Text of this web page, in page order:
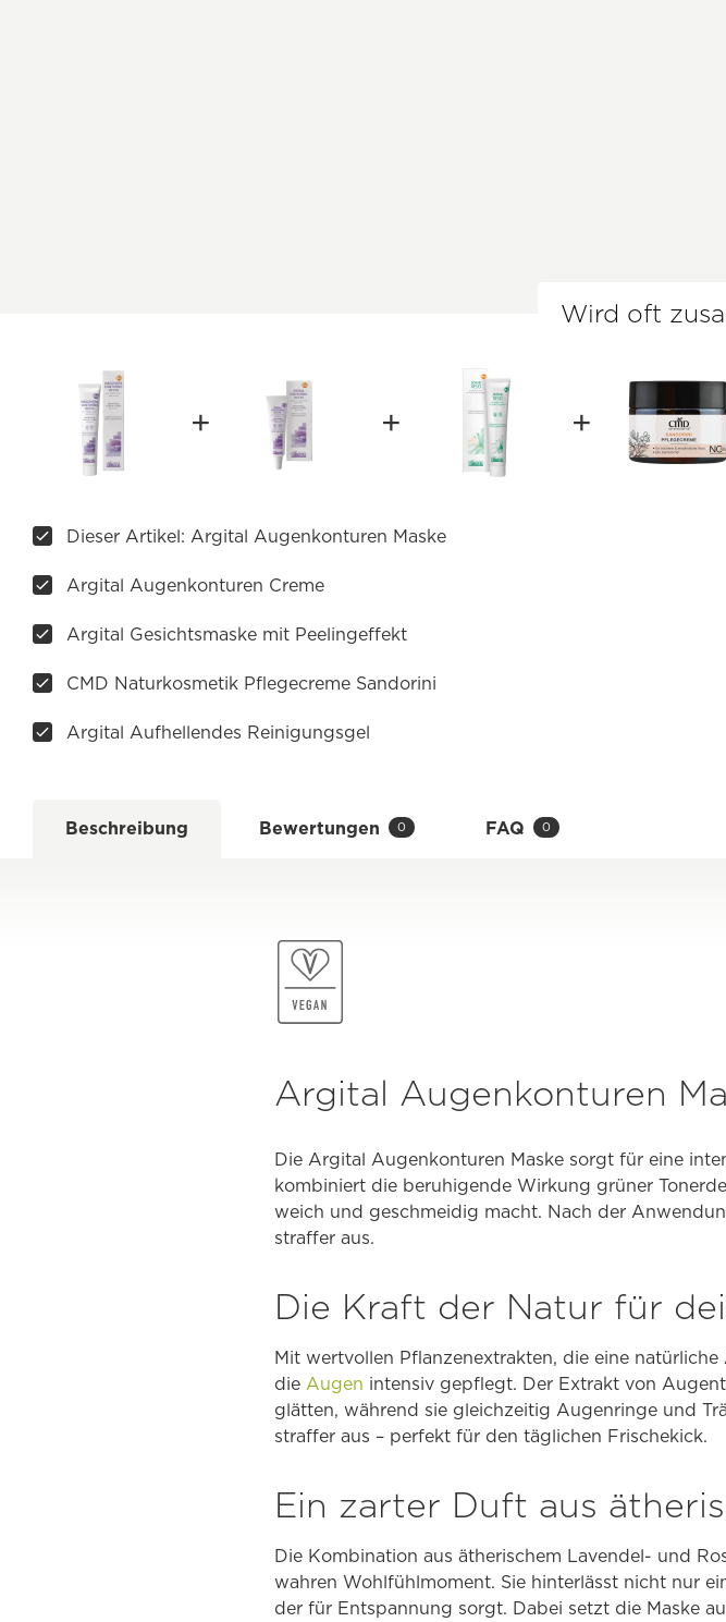
Wird oft
Dieser Artikel: Argital Augenkonturen Maske
Argital Augenkonturen Creme
Argital Gesichtsmaske mit Peelingeffekt
CMD Naturkosmetik Pflegecreme Sandorini
Argital Aufhellendes Reinigungsgel
Beschreibung Bewertungen 0 FAQ 0
Argital Augenkonturen
Die Argital Augenkonturen Maske sorgt für eine
kombiniert die beruhigende Wirkung grüner
weich und geschmeidig macht. Nach der
straffer aus.
Die Kraft der Natur für
Mit wertvollen Pflanzenextrakten, die eine
die Augen intensiv gepflegt. Der Extrakt von
glätten, während sie gleichzeitig Augenringe und
straffer aus – perfekt für den täglichen Frischekick.
Ein zarter Duft aus
Die Kombination aus ätherischem Lavendel- und
wahren Wohlfühlmoment. Sie hinterlässt nicht nur
der für Entspannung sorgt. Dabei setzt die Maske